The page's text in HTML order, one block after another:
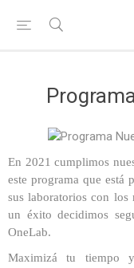
En 2021 cumplimos
este programa que está
sus laboratorios con los
un éxito decidimos
OneLab.
Maximizá tu tiempo